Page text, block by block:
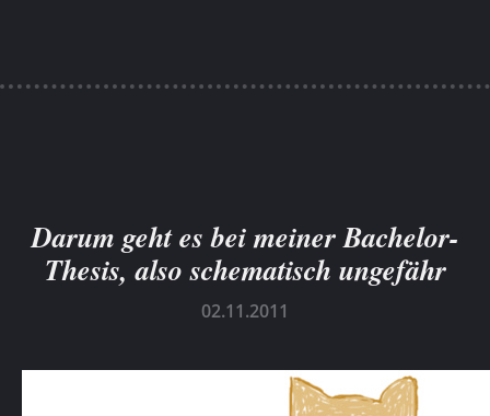
Darum geht es bei meiner Bachelor-
Thesis, also schematisch ungefähr
02.11.2011